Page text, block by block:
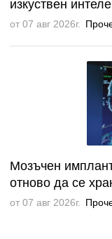
изкуствен
от 07 авг 2026г.
Мозъчен
отново да се
от 07 авг 2026г.